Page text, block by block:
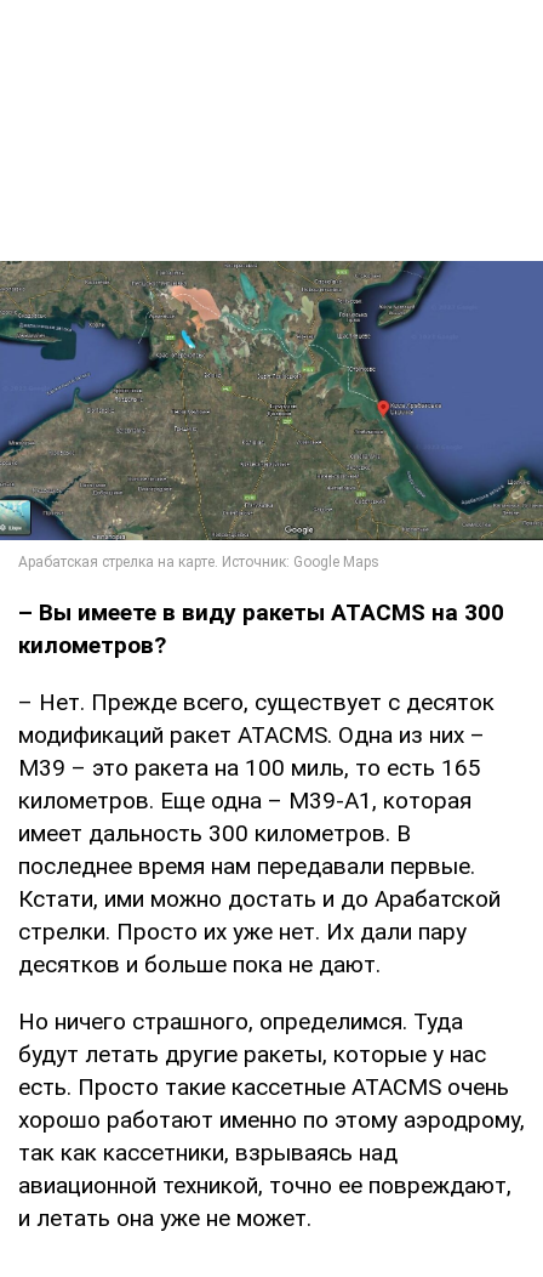
– Вы имеете в виду ракеты ATACMS на 300
километров?
– Нет. Прежде всего, существует с десяток
модификаций ракет ATACMS. Одна из них –
М39 – это ракета на 100 миль, то есть 165
километров. Еще одна – М39-А1, которая
имеет дальность 300 километров. В
последнее время нам передавали первые.
Кстати, ими можно достать и до Арабатской
стрелки. Просто их уже нет. Их дали пару
десятков и больше пока не дают.
Но ничего страшного, определимся. Туда
будут летать другие ракеты, которые у нас
есть. Просто такие кассетные ATACMS очень
хорошо работают именно по этому аэродрому,
так как кассетники, взрываясь над
авиационной техникой, точно ее повреждают,
и летать она уже не может.